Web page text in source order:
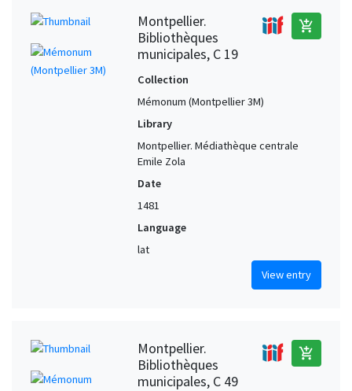
Montpellier.
Bibliothèques
municipales, C 19
add_shopping_cart
Collection
Mémonum (Montpellier 3M)
Library
Montpellier. Médiathèque centrale
Emile Zola
Date
1481
Language
lat
View entry
Montpellier.
Bibliothèques
municipales, C 49
add_shopping_cart